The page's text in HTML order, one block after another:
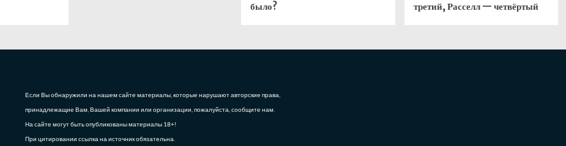
было?
третий, Расселл — четвёртый
Если Вы обнаружили на нашем сайте материалы, которые нарушают авторские права,
принадлежащие Вам, Вашей компании или организации, пожалуйста, сообщите нам.
На сайте могут быть опубликованы материалы 18+!
При цитировании ссылка на источник обязательна.